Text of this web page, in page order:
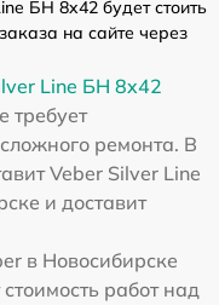
БН 8x42 будет стоить
на сайте через
Line БН 8x42
требует
ремонта. В
Veber Silver Line
и доставит
в Новосибирске
работ над